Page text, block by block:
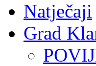
Natječaji
Grad